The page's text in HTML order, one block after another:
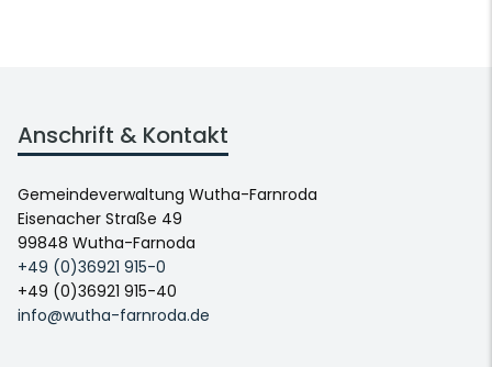
Anschrift & Kontakt
Gemeindeverwaltung Wutha-Farnroda
Eisenacher Straße 49
99848 Wutha-Farnoda
+49 (0)36921 915-0
+49 (0)36921 915-40
info@wutha-farnroda.de